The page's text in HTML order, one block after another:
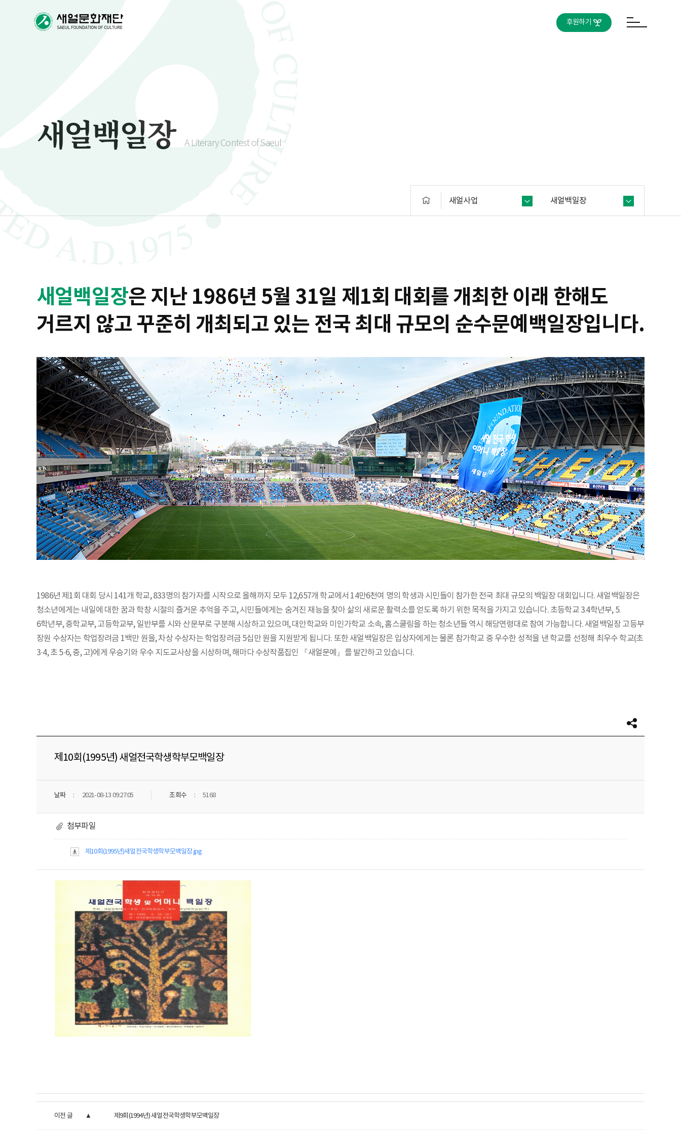
후원하기
새얼백일장 A Literary Contest of Saeul
새얼사업 새얼백일장
새얼백일장은 지난 1986년 5월 31일 제1회 대회를 개최한 이래 한해도
거르지 않고 꾸준히 개최되고 있는 전국 최대 규모의 순수문예백일장입니다.
1986년 제1회 대회 당시 141개 학교, 833명의 참가자를 시작으로 올해까지 모두 12,657개 학교에서 14만6천여 명의 학생과 시민들이 참가한 전국 최대 규모의 백일장 대회입니다. 새얼백일장은
청소년에게는 내일에 대한 꿈과 학창 시절의 즐거운 추억을 주고, 시민들에게는 숨겨진 재능을 찾아 삶의 새로운 활력소를 얻도록 하기 위한 목적을 가지고 있습니다. 초등학교 3․4학년부, 5․
6학년부, 중학교부, 고등학교부, 일반부를 시와 산문부로 구분해 시상하고 있으며, 대안학교와 미인가학교 소속, 홈스쿨링을 하는 청소년들 역시 해당연령대로 참여 가능합니다. 새얼백일장 고등부
장원 수상자는 학업장려금 1백만 원을, 차상 수상자는 학업장려금 5십만 원을 지원받게 됩니다. 또한 새얼백일장은 입상자에게는 물론 참가학교 중 우수한 성적을 낸 학교를 선정해 최우수 학교(초
3·4, 초 5·6, 중, 고)에게 우승기와 우수 지도교사상을 시상하며, 해마다 수상작품집인 『새얼문예』를 발간하고 있습니다.
제10회(1995년) 새얼전국학생학부모백일장
날짜 2021-08-13 09:27:05 조회수 5168
첨부파일
제10회(1995년)새얼전국학생학부모백일장.jpg
이전 글 제9회(1994년) 새얼전국학생학부모백일장